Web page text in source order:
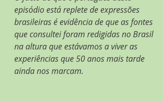
episódio está replete de expressões
brasileiras é evidência de que as fontes
que consultei foram redigidas no Brasil
na altura que estávamos a viver as
experiências que 50 anos mais tarde
ainda nos marcam.